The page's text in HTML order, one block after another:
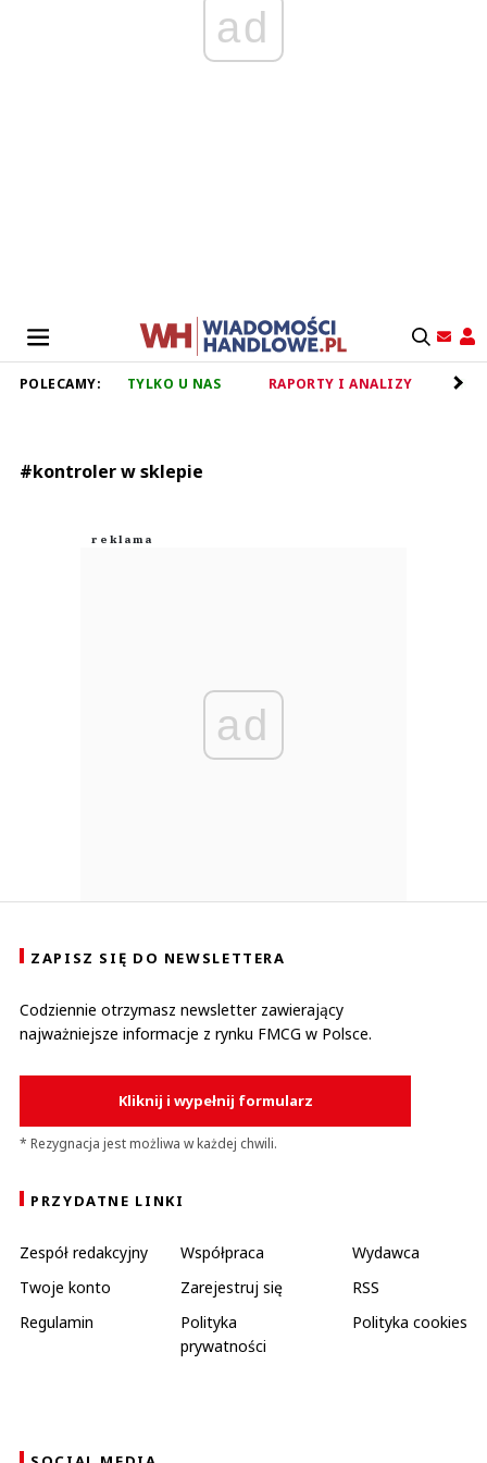
ad
POLECAMY: TYLKO U NAS RAPORTY I ANALIZY
#kontroler w sklepie
ad
ZAPISZ SIĘ DO NEWSLETTERA
Codziennie otrzymasz newsletter zawierający
najważniejsze informacje z rynku FMCG w Polsce.
Kliknij i wypełnij formularz
* Rezygnacja jest możliwa w każdej chwili.
PRZYDATNE LINKI
Zespół redakcyjny Współpraca
Wydawca
Twoje konto
Zarejestruj się
RSS
Regulamin
Polityka
prywatności
Polityka cookies